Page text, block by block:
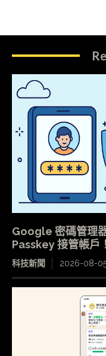
Google 密碼管理
Passkey 接管帳戶！
科技新聞 2026-08-